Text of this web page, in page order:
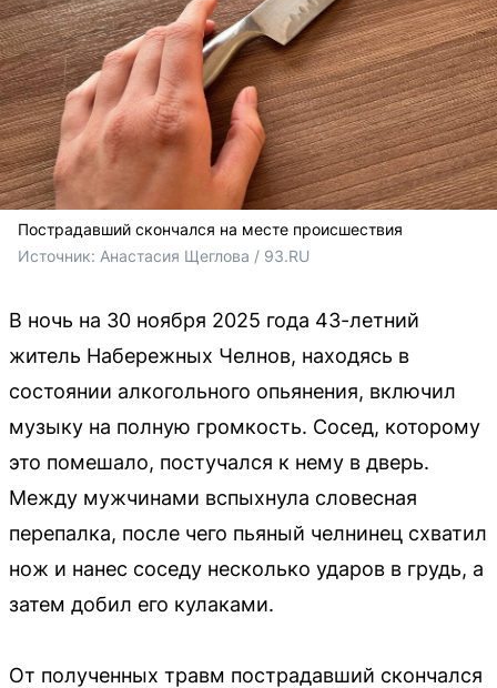
Пострадавший скончался на месте происшествия
Источник: Анастасия Щеглова / 93.RU
В ночь на 30 ноября 2025 года 43-летний
житель Набережных Челнов, находясь в
состоянии алкогольного опьянения, включил
музыку на полную громкость. Сосед, которому
это помешало, постучался к нему в дверь.
Между мужчинами вспыхнула словесная
перепалка, после чего пьяный челнинец схватил
нож и нанес соседу несколько ударов в грудь, а
затем добил его кулаками.
От полученных травм пострадавший скончался